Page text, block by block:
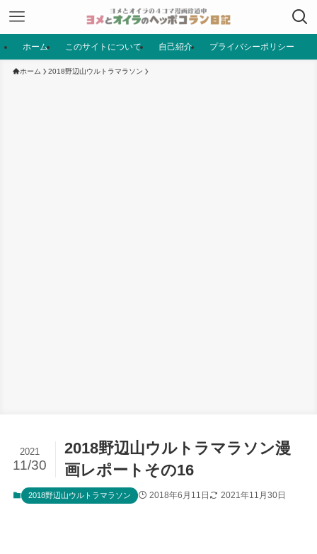
ホーム このサイトについて 自己紹介 プライバシーポリシー
ホーム 2018野辺山ウルトラマラソン
2018野辺山ウルトラマラソン漫
画レポートその16
2021
11/30
2018野辺山ウルトラマラソン 2018年6月11日 2021年11月30日